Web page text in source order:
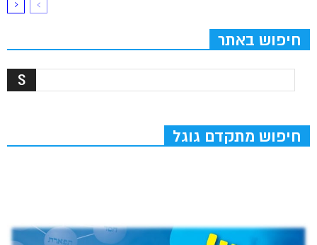
חיפוש באתר
חיפוש מתקדם גוגל